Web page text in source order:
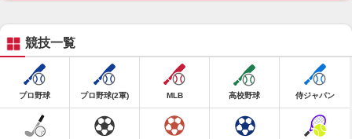
競技一覧
プロ野球 プロ野球(2軍) MLB 高校野球 侍ジャパン